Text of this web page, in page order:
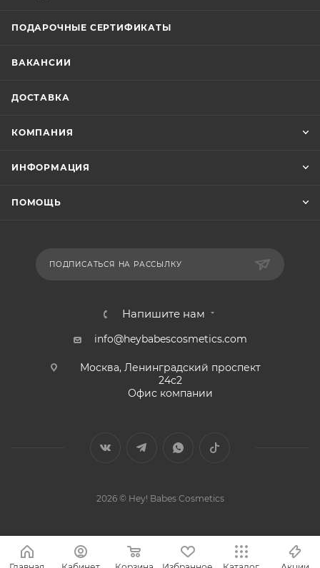
ПОДАРОЧНЫЕ СЕРТИФИКАТЫ
ВАКАНСИИ
ДОСТАВКА
КОМПАНИЯ
ИНФОРМАЦИЯ
ПОМОЩЬ
ПОДПИСАТЬСЯ НА РАССЫЛКУ
Напишите нам
info@heybabescosmetics.com
Москва, Ленинградский проспект
24с2
Офис компании
2026 © Hey! Babes Cosmetics